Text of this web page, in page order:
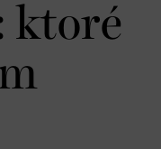
ktoré